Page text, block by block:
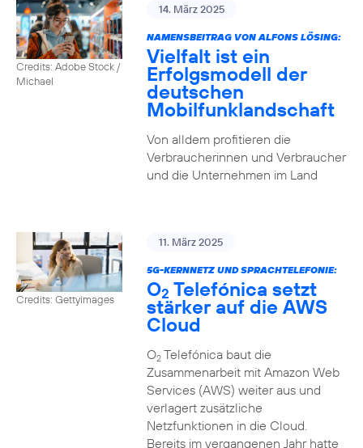
Credits: Adobe Stock /
Michael
14. März 2025
NAMENSBEITRAG VON ALFONS LÖSING:
Vielfalt ist ein
Erfolgsmodell der
deutschen
Mobilfunklandschaft
Von alldem profitieren die
Verbraucherinnen und Verbraucher
und die Unternehmen im Land
Credits: Gettyimages
11. März 2025
5G-KERNNETZ UND SPRACHTELEFONIE:
O2 Telefónica setzt
stärker auf die AWS
Cloud
O2Telefónica baut die
Zusammenarbeit mit Amazon Web
Services (AWS) weiter aus und
verlagert zusätzliche
Netzfunktionen in die Cloud.
Bereits im vergangenen Jahr hatte